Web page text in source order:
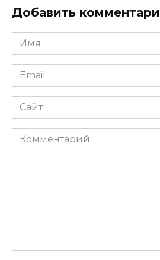
Добавить
Имя
*
Email
*
Сайт
Комментарий